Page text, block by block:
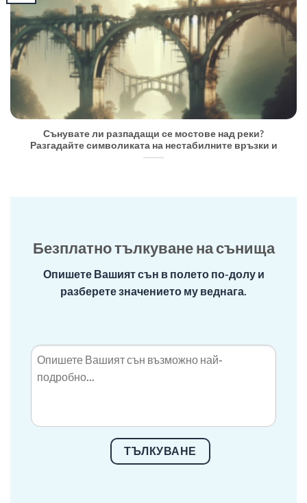
Сънувате ли разпадащи се мостове над реки?
Разгадайте символиката на нестабилните връзки и
Безплатно тълкуване на сънища
Опишете Вашият сън в полето по-долу и
разберете значението му веднага.
ТЪЛКУВАНЕ